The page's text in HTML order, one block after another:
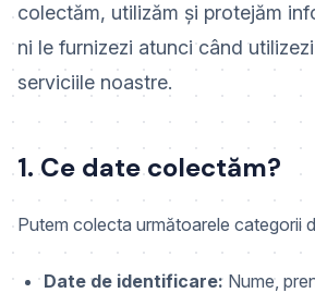
colectăm, utilizăm și protejăm
ni le furnizezi atunci când
serviciile noastre.
1. Ce date colectăm?
Putem colecta următoarele categorii
Date de identificare: Nume,